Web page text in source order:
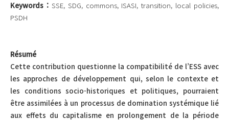
Keywords :SSE, SDG, commons, ISASI, transition, local policies,
PSDH
Résumé
Cette contribution questionne la compatibilité de l’ESS avec
les approches de développement qui, selon le contexte et
les conditions socio-historiques et politiques, pourraient
être assimilées à un processus de domination systémique lié
aux effets du capitalisme en prolongement de la période